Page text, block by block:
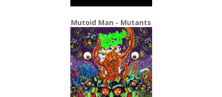
Mutoid Man - Mutants